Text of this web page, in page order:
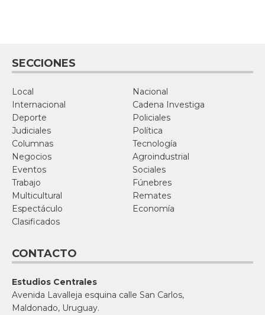
SECCIONES
Local
Nacional
Internacional
Cadena Investiga
Deporte
Policiales
Judiciales
Política
Columnas
Tecnología
Negocios
Agroindustrial
Eventos
Sociales
Trabajo
Fúnebres
Multicultural
Remates
Espectáculo
Economía
Clasificados
CONTACTO
Estudios Centrales
Avenida Lavalleja esquina calle San Carlos,
Maldonado, Uruguay.